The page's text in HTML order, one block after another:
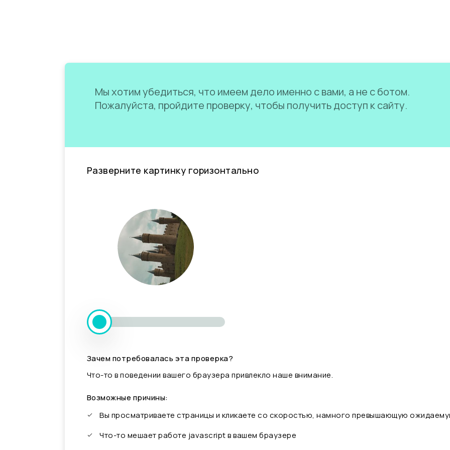
Мы хотим убедиться, что имеем дело именно с вами, а не с ботом.
Пожалуйста, пройдите проверку, чтобы получить доступ к сайту.
Разверните картинку горизонтально
Зачем потребовалась эта проверка?
Что-то в поведении вашего браузера привлекло наше внимание.
Возможные причины:
Вы просматриваете страницы и кликаете со скоростью, намного превышающую
Что-то мешает работе javascript в вашем браузере